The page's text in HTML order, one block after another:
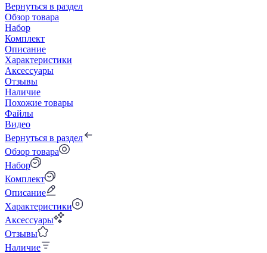
Вернуться в раздел
Обзор товара
Набор
Комплект
Описание
Характеристики
Аксессуары
Отзывы
Наличие
Похожие товары
Файлы
Видео
Вернуться в раздел
Обзор товара
Набор
Комплект
Описание
Характеристики
Аксессуары
Отзывы
Наличие